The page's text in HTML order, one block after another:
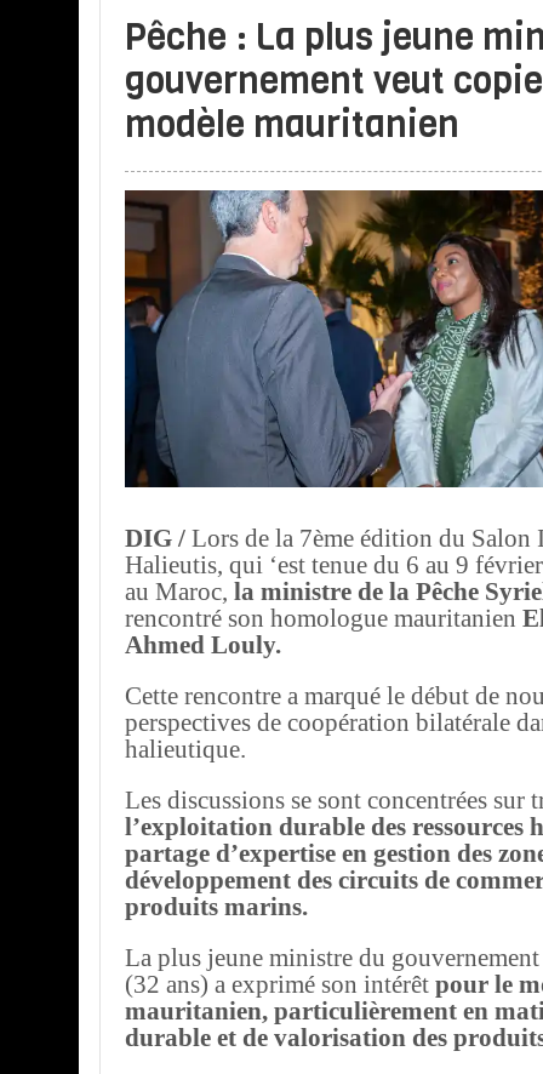
Pêche : La plus jeune
gouvernement veut
modèle mauritanien
DIG / Lors de la 7ème édition du Salon
Halieutis, qui ‘est tenue du 6 au 9
au Maroc, la ministre de la Pêche
rencontré son homologue mauritanien
Ahmed Louly.
Cette rencontre a marqué le début de
perspectives de coopération bilatérale
halieutique.
Les discussions se sont concentrées sur
l’exploitation durable des ressources
partage d’expertise en gestion des
développement des circuits de
produits marins.
La plus jeune ministre du
(32 ans) a exprimé son intérêt pour le
mauritanien, particulièrement en
durable et de valorisation des